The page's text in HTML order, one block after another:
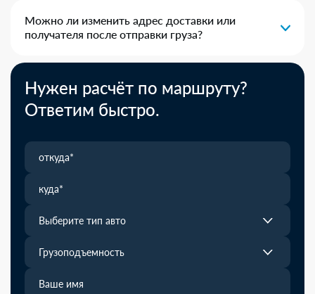
Можно ли изменить адрес доставки или
получателя после отправки груза?
Нужен расчёт по маршруту?
Ответим быстро.
Выберите тип авто
Грузоподъемность